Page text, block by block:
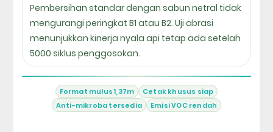
Pembersihan standar dengan sabun netral tidak
mengurangi peringkat B1 atau B2. Uji abrasi
menunjukkan kinerja nyala api tetap ada setelah
5000 siklus penggosokan.
Format mulus 1,37m
Cetak khusus siap
Anti-mikroba tersedia
Emisi VOC rendah